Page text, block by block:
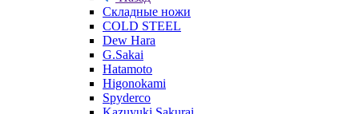
Складные ножи
COLD STEEL
Dew Hara
G.Sakai
Hatamoto
Higonokami
Spyderco